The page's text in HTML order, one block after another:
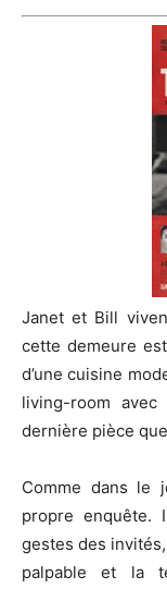
Janet et Bill
cette demeure
d’une cuisine
living-room
dernière pièce
Comme dans le
propre enquête.
gestes des
palpable et la